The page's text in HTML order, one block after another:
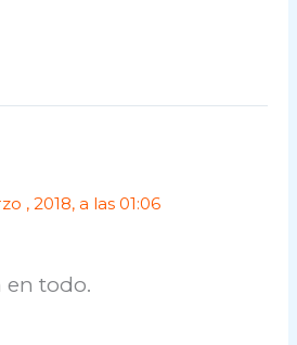
, 2018, a las 01:06
en todo.